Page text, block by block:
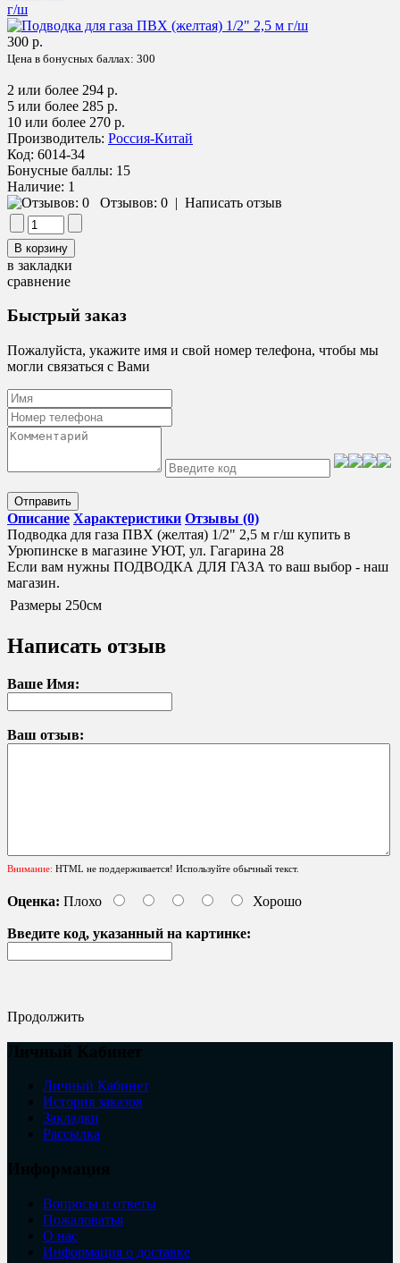
300 р.
Цена в бонусных баллах: 300
2 или более 294 р.
5 или более 285 р.
10 или более 270 р.
Производитель: Россия-Китай
Код: 6014-34
Бонусные баллы: 15
Наличие: 1
Отзывов: 0 | Написать отзыв
в закладки
сравнение
Быстрый заказ
Пожалуйста, укажите имя и свой номер телефона, чтобы мы
могли связаться с Вами
Отправить
Описание Характеристики Отзывы (0)
Подводка для газа ПВХ (желтая) 1/2" 2,5 м г/ш купить в
Урюпинске в магазине УЮТ, ул. Гагарина 28
Если вам нужны ПОДВОДКА ДЛЯ ГАЗА то ваш выбор - наш
магазин.
Размеры 250см
Написать отзыв
Ваше Имя:
Ваш отзыв:
Внимание: HTML не поддерживается! Используйте обычный текст.
Оценка: Плохо Хорошо
Введите код, указанный на картинке:
Продолжить
Личный Кабинет
История заказов
Закладки
Рассылка
Вопросы и ответы
Пожаловатья
О нас
Информация о доставке